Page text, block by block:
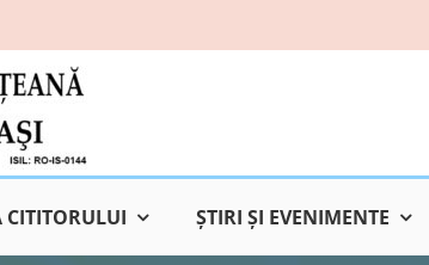
CITITORULUI ŞTIRI ŞI EVENIMENTE